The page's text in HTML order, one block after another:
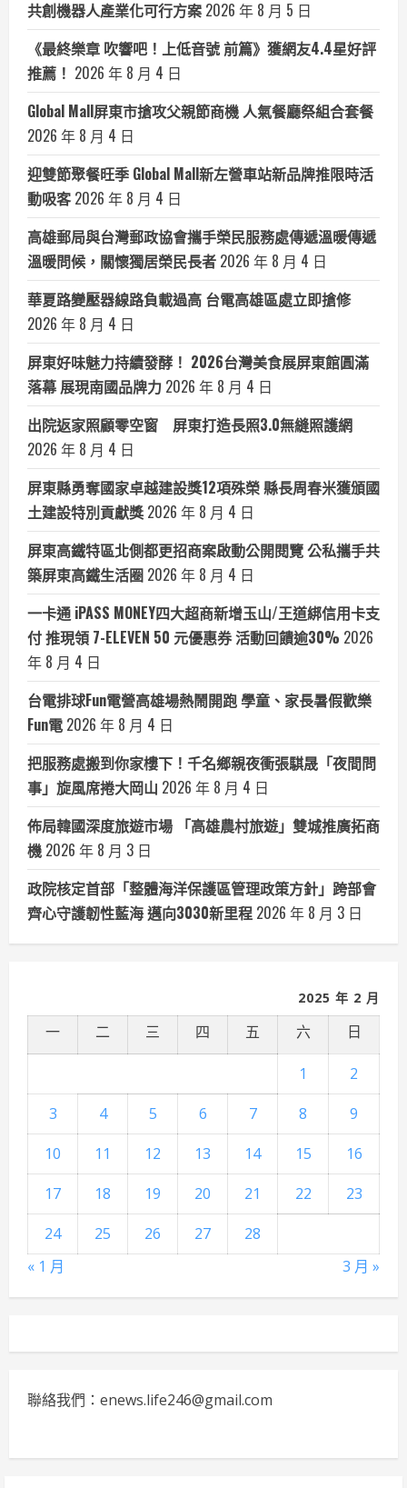
共創機器人產業化可行方案 2026 年 8 月 5 日
《最終樂章 吹響吧！上低音號 前篇》獲網友4.4星好評
推薦！ 2026 年 8 月 4 日
Global Mall屏東市搶攻父親節商機 人氣餐廳祭組合套餐
2026 年 8 月 4 日
迎雙節聚餐旺季 Global Mall新左營車站新品牌推限時活
動吸客 2026 年 8 月 4 日
高雄郵局與台灣郵政協會攜手榮民服務處傳遞溫暖傳遞
溫暖問候，關懷獨居榮民長者 2026 年 8 月 4 日
華夏路變壓器線路負載過高 台電高雄區處立即搶修
2026 年 8 月 4 日
屏東好味魅力持續發酵！ 2026台灣美食展屏東館圓滿
落幕 展現南國品牌力 2026 年 8 月 4 日
出院返家照顧零空窗 屏東打造長照3.0無縫照護網
2026 年 8 月 4 日
屏東縣勇奪國家卓越建設獎12項殊榮 縣長周春米獲頒國
土建設特別貢獻獎 2026 年 8 月 4 日
屏東高鐵特區北側都更招商案啟動公開閱覽 公私攜手共
築屏東高鐵生活圈 2026 年 8 月 4 日
一卡通 iPASS MONEY四大超商新增玉山/王道綁信用卡支
付 推現領 7-ELEVEN 50 元優惠券 活動回饋逾30% 2026
年 8 月 4 日
台電排球Fun電營高雄場熱鬧開跑 學童、家長暑假歡樂
Fun電 2026 年 8 月 4 日
把服務處搬到你家樓下！千名鄉親夜衝張騏晟「夜間問
事」旋風席捲大岡山 2026 年 8 月 4 日
佈局韓國深度旅遊市場 「高雄農村旅遊」雙城推廣拓商
機 2026 年 8 月 3 日
政院核定首部「整體海洋保護區管理政策方針」跨部會
齊心守護韌性藍海 邁向3030新里程 2026 年 8 月 3 日
2025 年 2 月
一 二 三 四 五 六 日
1
2
3
4 5 6 7 8
9
10
11 12 13 14 15
16
17
18 19 20 21 22
23
24
25 26 27
28
« 1 月
3 月 »
聯絡我們：enews.life246@gmail.com